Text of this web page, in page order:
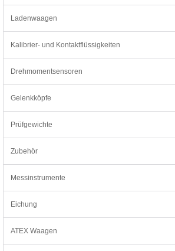
Ladenwaagen
Kalibrier- und Kontaktflüssigkeiten
Drehmomentsensoren
Gelenkköpfe
Prüfgewichte
Zubehör
Messinstrumente
Eichung
ATEX Waagen